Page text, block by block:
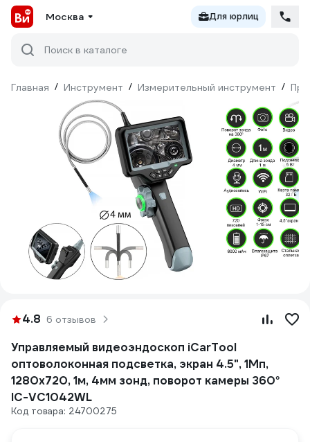
Москва Для юрлиц
Поиск в каталоге
Главная / Инструмент / Измерительный инструмент /
4.8 6 отзывов
Управляемый видеоэндоскоп iCarTool
оптоволоконная подсветка, экран 4.5", 1Мп,
1280х720, 1м, 4мм зонд, поворот камеры 360°
IC-VC1042WL
Код товара: 24700275